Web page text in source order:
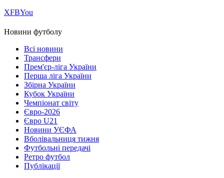
ХFBYou
Новини футболу
Всі новини
Трансфери
Прем'єр-ліга України
Перша ліга України
Збірна України
Кубок України
Чемпіонат світу
Євро-2026
Євро U21
Новини УЄФА
Вболівальниця тижня
Футбольні передачі
Ретро футбол
Публікації